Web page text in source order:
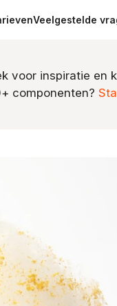
Veelgestelde
voor inspiratie en
componenten?